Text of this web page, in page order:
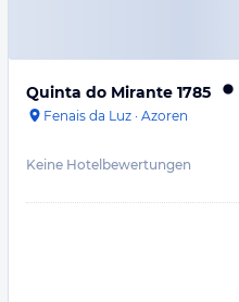
Quinta do Mirante 1785
Fenais da Luz · Azoren
Keine Hotelbewertungen